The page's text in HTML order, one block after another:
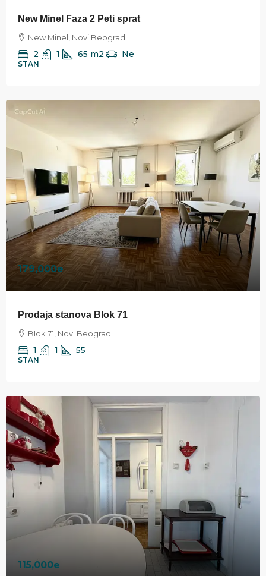
New Minel Faza 2 Peti sprat
New Minel, Novi Beograd
2 1 65 m2 Ne
STAN
179,000e
Prodaja stanova Blok 71
Blok 71, Novi Beograd
1 1 55
STAN
115,000e